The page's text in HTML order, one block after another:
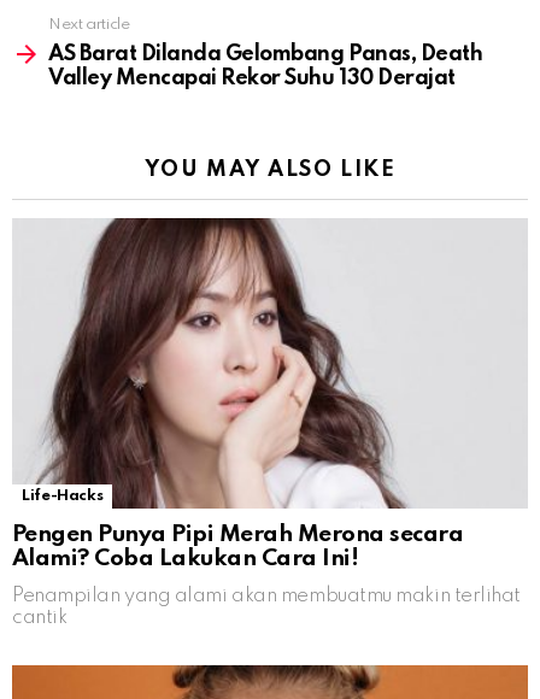
Next article
AS Barat Dilanda Gelombang Panas, Death
Valley Mencapai Rekor Suhu 130 Derajat
YOU MAY ALSO LIKE
Life-Hacks
Pengen Punya Pipi Merah Merona secara
Alami? Coba Lakukan Cara Ini!
Penampilan yang alami akan membuatmu makin terlihat
cantik